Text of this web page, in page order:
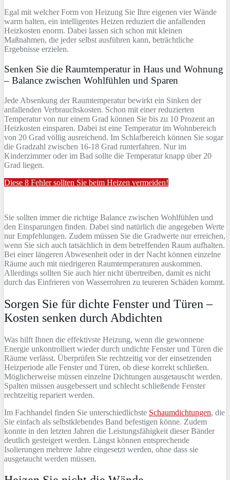
Egal mit welcher Form von Heizung Sie Ihre eigenen vier Wände
warm halten, ein intelligentes Heizen reduziert die anfallenden
Heizkosten enorm. Dabei lassen sich schon mit kleinen
Maßnahmen, die jeder selbst ausführen kann, beträchtliche
Ergebnisse erzielen.
Senken Sie die Raumtemperatur in Haus und Wohnung
– Balance zwischen Wohlfühlen und Sparen
Jede Absenkung der Raumtemperatur bewirkt ein Sinken der
anfallenden Verbrauchskosten. Schon mit einer reduzierten
Temperatur von nur einem Grad können Sie bis zu 10 Prozent an
Heizkosten einsparen. Dabei ist eine Temperatur im Wohnbereich
von 20 Grad völlig ausreichend. Im Schlafbereich können Sie sogar
die Gradzahl zwischen 16-18 Grad runterfahren. Nur im
Kinderzimmer oder im Bad sollte die Temperatur knapp über 20
Grad liegen.
Diese 8 Fehler sollten Sie beim Heizen vermeiden!
Sie sollten immer die richtige Balance zwischen Wohlfühlen und
den Einsparungen finden. Dabei sind natürlich die angegeben Werte
nur Empfehlungen. Zudem müssen Sie die Gradwerte nur erreichen,
wenn Sie sich auch tatsächlich in dem betreffenden Raum aufhalten.
Bei einer längeren Abwesenheit oder in der Nacht können einzelne
Räume auch mit niedrigeren Raumtemperaturen auskommen.
Allerdings sollten Sie auch hier nicht übertreiben, damit es nicht
durch das Einfrieren von Wasserrohren zu teureren Schäden kommt.
Sorgen Sie für dichte Fenster und Türen –
Kosten senken durch Abdichten
Was hilft Ihnen die effektivste Heizung, wenn die gewonnene
Energie unkontrolliert wieder durch undichte Fenster und Türen die
Räume verlässt. Überprüfen Sie rechtzeitig vor der einsetzenden
Heizperiode alle Fenster und Türen, ob diese korrekt schließen.
Möglicherweise müssen einzelne Dichtungen ausgetauscht werden.
Spalten müssen ausgebessert und schlecht schließende Fenster
rechtzeitig repariert werden.
Im Fachhandel finden Sie unterschiedlichste Schaumdichtungen, die
Sie einfach als selbstklebendes Band befestigen könne. Zudem
konnte in den letzten Jahren die Leistungsfähigkeit dieser Bänder
deutlich gesteigert werden. Längst können entsprechende
Isolierungen mehrere Jahre eingesetzt werden, ohne dass sie
ausgetaucht werden müssen.